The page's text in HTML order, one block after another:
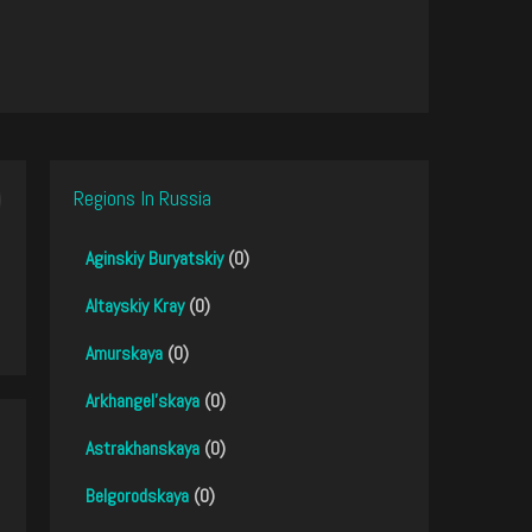
Regions In Russia
Aginskiy Buryatskiy(0)
Altayskiy Kray(0)
Amurskaya (0)
Arkhangel'skaya (0)
Astrakhanskaya (0)
Belgorodskaya (0)